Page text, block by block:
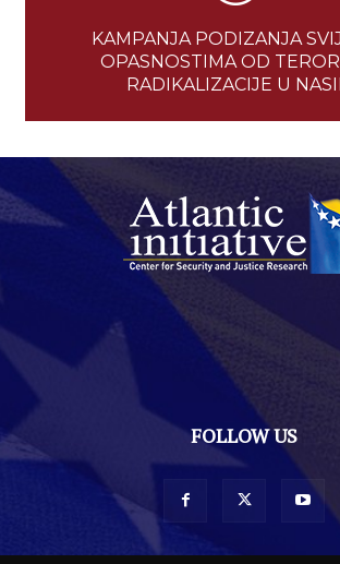
KAMPANJA PODIZANJA
OPASNOSTIMA OD
RADIKALIZACIJE U
FOLLOW US